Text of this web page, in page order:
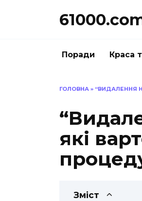
Поради Краса
ГОЛОВНА » “ВИДАЛЕННЯ
які
Зміст